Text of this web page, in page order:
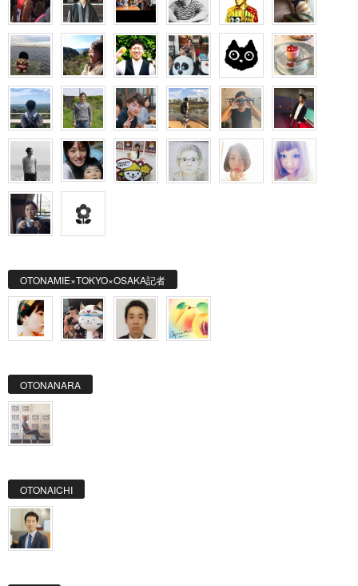
OTONAMIE×TOKYO×OSAKA記者
OTONANARA
OTONAICHI